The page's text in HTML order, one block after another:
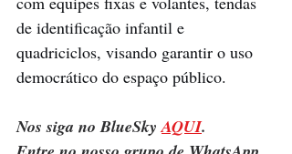
de identificação infantil e
quadriciclos, visando garantir o uso
democrático do espaço público.
Nos siga no BlueSky AQUI.